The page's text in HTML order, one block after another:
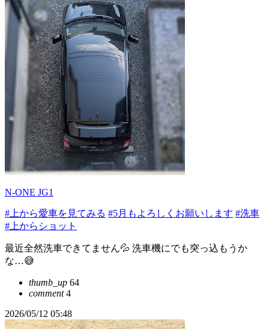
N-ONE JG1
#上から愛車を見てみる #5月もよろしくお願いします #洗車
#上からショット
最近全然洗車できてません💦 洗車機にでも突っ込もうか
な…😅
thumb_up 64
comment4
2026/05/12 05:48